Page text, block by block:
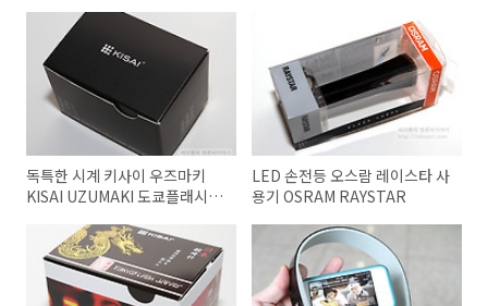
독특한 시계 키사이 우즈마키
KISAI UZUMAKI 도쿄플래시재
LED 손전등 오스람 레이스타 사
용기 OSRAM RAYSTAR